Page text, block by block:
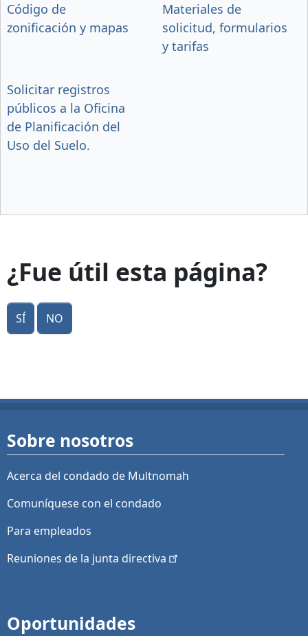
Código de
zonificación y mapas
Materiales de
solicitud, formularios
y tarifas
Solicitar registros
públicos a la Oficina
de Planificación del
Uso del Suelo.
¿Fue útil esta página?
Sí No
Sobre nosotros
Acerca del condado de Multnomah
Comuníquese con el condado
Para empleados
Reuniones de la junta directiva
Oportunidades